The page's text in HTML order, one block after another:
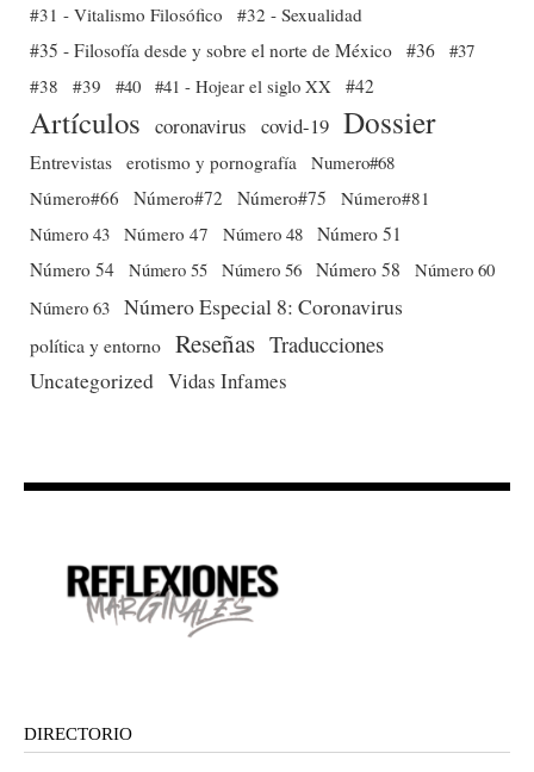
#31 - Vitalismo Filosófico
#32 - Sexualidad
#35 - Filosofía desde y sobre el norte de México #36 #37
#38
#39 #40 #41 - Hojear el siglo XX #42
Artículos coronavirus covid-19 Dossier
Entrevistas erotismo y pornografía
Numero#68
Número#66
Número#72 Número#75
Número#81
Número 43 Número 47 Número 48 Número 51
Número 54 Número 55 Número 56 Número 58
Número 60
Número 63 Número Especial 8: Coronavirus
política y entorno Reseñas Traducciones
Uncategorized Vidas Infames
DIRECTORIO